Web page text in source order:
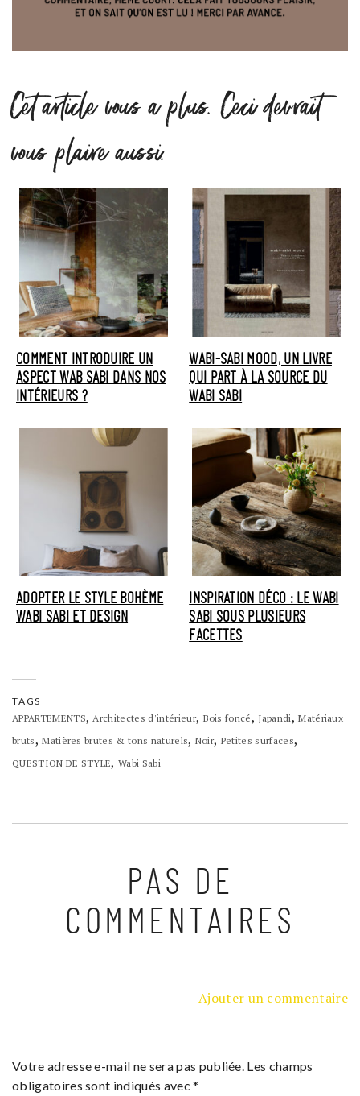
Cet article vous a plus. Ceci devrait
vous plaire aussi.
COMMENT INTRODUIRE UN
ASPECT WAB SABI DANS NOS
INTÉRIEURS ?
WABI-SABI MOOD, UN LIVRE
QUI PART À LA SOURCE DU
WABI SABI
ADOPTER LE STYLE BOHÈME
WABI SABI ET DESIGN
INSPIRATION DÉCO : LE WABI
SABI SOUS PLUSIEURS
FACETTES
TAGS
APPARTEMENTS,Architectes d'intérieur, Bois foncé, Japandi,Matériaux
bruts,Matières brutes & tons naturels, Noir, Petites surfaces,
QUESTION DE STYLE,Wabi Sabi
PAS DE
COMMENTAIRES
Ajouter un commentaire
Votre adresse e-mail ne sera pas publiée. Les champs
obligatoires sont indiqués avec*